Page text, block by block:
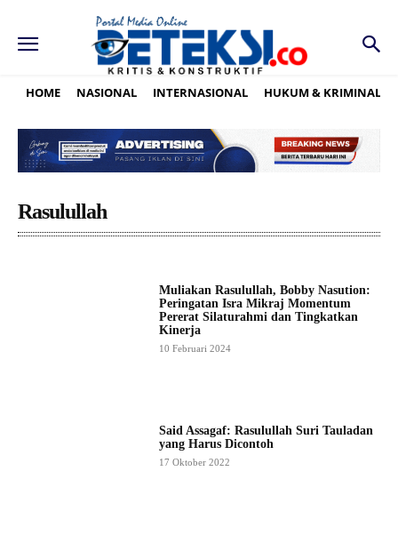
HOME NASIONAL INTERNASIONAL HUKUM & KRIMINAL
Rasulullah
Muliakan Rasulullah, Bobby Nasution:
Peringatan Isra Mikraj Momentum
Pererat Silaturahmi dan Tingkatkan
Kinerja
10 Februari 2024
Said Assagaf: Rasulullah Suri Tauladan
yang Harus Dicontoh
17 Oktober 2022